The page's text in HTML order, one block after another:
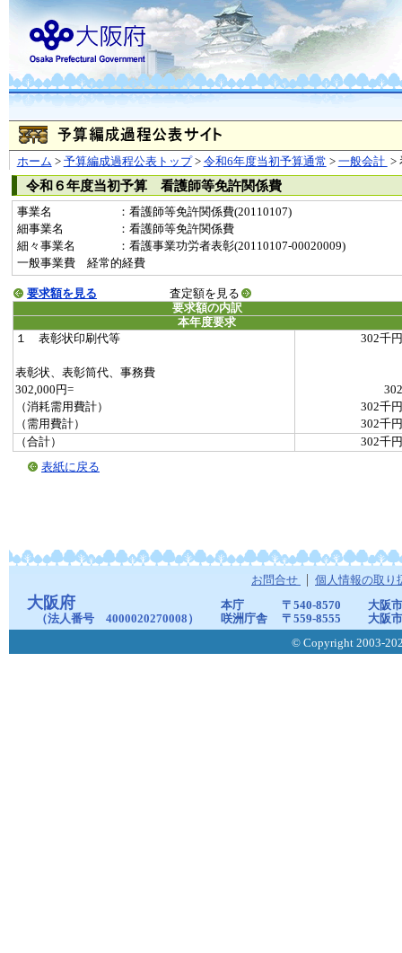
ホーム > 予算編成過程公表トップ> 令和6年度当初予算通常 > 一般会計 >
令和６年度当初予算 看護師等免許関係費
事業名
：看護師等免許関係費(20110107)
細事業名
：看護師等免許関係費
細々事業名
：看護事業功労者表彰(20110107-00020009)
一般事業費 経常的経費
要求額を見る
査定額を見る
要求額の内訳
本年度要求
１ 表彰状印刷代等
302千円
表彰状、表彰筒代、事務費
302,000円=
302
（消耗需用費計）
302千円
（需用費計）
302千円
（合計）
302千円
表紙に戻る
お問合せ 個人情報の取り
大阪府
（法人番号 4000020270008）
本庁 〒540-8570
大阪
咲洲庁舎
〒559-8555
大阪
© Copyright 2003-